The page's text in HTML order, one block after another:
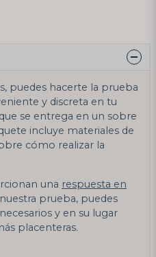
puedes hacerte la prueba
y discreta en tu
se entrega en un sobre
incluye materiales de
cómo realizar la
una respuesta en
prueba, puedes
y en su lugar
placenteras.